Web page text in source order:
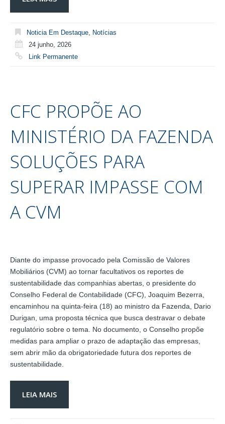
Noticia Em Destaque
Notícias
24 junho, 2026
Link Permanente
CFC PROPÕE AO
MINISTÉRIO DA FAZENDA
SOLUÇÕES PARA
SUPERAR IMPASSE COM
A CVM
Diante do impasse provocado pela Comissão de Valores
Mobiliários (CVM) ao tornar facultativos os reportes de
sustentabilidade das companhias abertas, o presidente do
Conselho Federal de Contabilidade (CFC), Joaquim Bezerra,
encaminhou na quinta-feira (18) ao ministro da Fazenda, Dario
Durigan, uma proposta técnica que busca destravar o debate
regulatório sobre o tema. No documento, o Conselho propõe
medidas para ampliar o prazo de adaptação das empresas,
sem abrir mão da obrigatoriedade futura dos reportes de
sustentabilidade.
LEIA MAIS